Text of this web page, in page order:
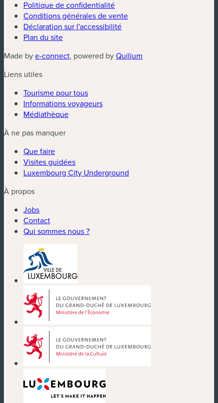
Politique de confidentialité
Conditions générales de vente
Déclaration sur l'accessibilité
Plan du site
Made bye-connect(nouvelle fenêtre)
, powered byQuilium
Liens utiles
Tourisme pour tous
Informations voyageurs
Médiathèque
À ne pas manquer
Que faire
Visites guidées
Luxembourg City Underground
À propos
Jobs
Contact
Qui sommes nous ?